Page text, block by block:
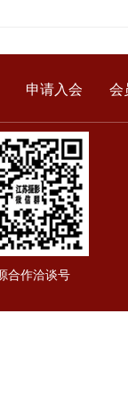
申请入会 会
合作洽谈号